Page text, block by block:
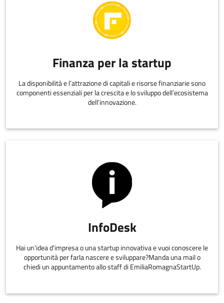
Finanza per la startup
La disponibilità e l’attrazione di capitali e risorse finanziarie sono
componenti essenziali per la crescita e lo sviluppo dell’ecosistema
dell’innovazione.
InfoDesk
Hai un'idea d'impresa o una startup innovativa e vuoi conoscere le
opportunità per farla nascere e sviluppare?Manda una mail o
chiedi un appuntamento allo staff di EmiliaRomagnaStartUp.